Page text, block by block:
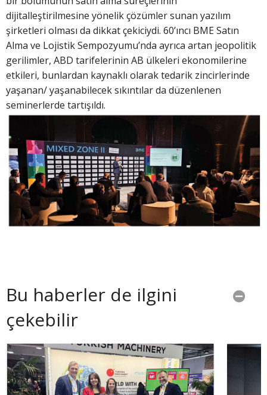
dijitalleştirilmesine yönelik çözümler sunan yazılım
şirketleri olması da dikkat çekiciydi. 60’ıncı BME Satın
Alma ve Lojistik Sempozyumu’nda ayrıca artan jeopolitik
gerilimler, ABD tarifelerinin AB ülkeleri ekonomilerine
etkileri, bunlardan kaynaklı olarak tedarik zincirlerinde
yaşanan/ yaşanabilecek sıkıntılar da düzenlenen
seminerlerde tartışıldı.
Bu haberler de ilgini
çekebilir